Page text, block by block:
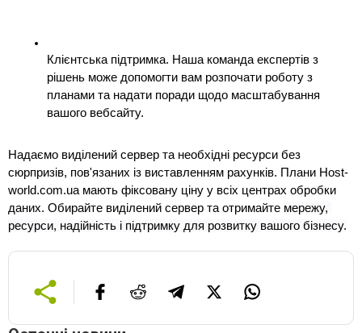
Клієнтська підтримка. Наша команда експертів з
рішень може допомогти вам розпочати роботу з
планами та надати поради щодо масштабування
вашого вебсайту.
Надаємо виділений сервер та необхідні ресурси без
сюрпризів, пов'язаних із виставленням рахунків. Плани Host-
world.com.ua мають фіксовану ціну у всіх центрах обробки
даних. Обирайте виділений сервер та отримайте мережу,
ресурси, надійність і підтримку для розвитку вашого бізнесу.